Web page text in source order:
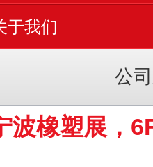
于我们
公
波橡塑展，